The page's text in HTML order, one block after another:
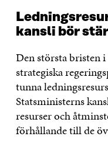
kansli bör
Den största bristen
strategiska
tunna
Statsministerns
resurser och
förhållande till de